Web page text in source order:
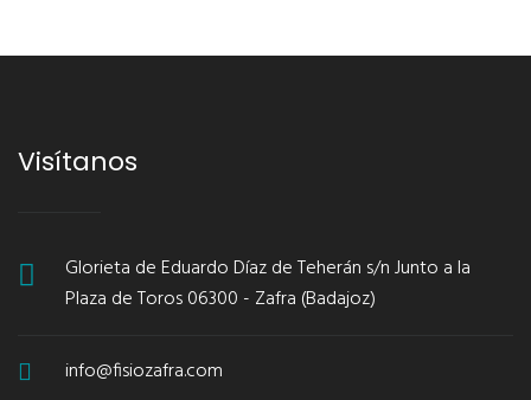
Visítanos
Glorieta de Eduardo Díaz de Teherán s/n Junto a la
Plaza de Toros 06300 - Zafra (Badajoz)
info@fisiozafra.com